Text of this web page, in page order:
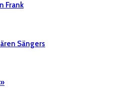
Frank
Sängers